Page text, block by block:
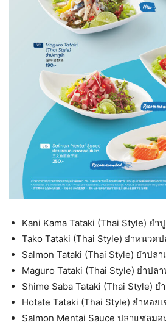
Kani Kama Tataki (Thai Style) ยำ
Tako Tataki (Thai Style) ยำหนวด
Salmon Tataki (Thai Style) ยำปล
Maguro Tataki (Thai Style) ยำปล
Shime Saba Tataki (Thai Style) ย
Hotate Tataki (Thai Style) ยำหอย
Salmon Mentai Sauce ปลาแซลม